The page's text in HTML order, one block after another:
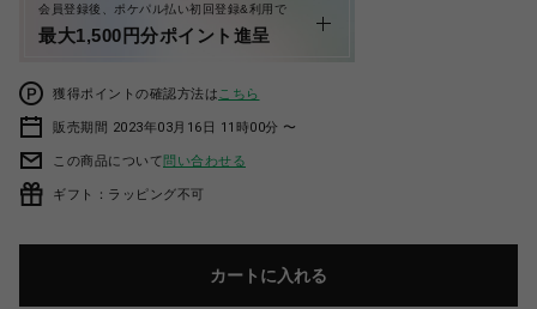
会員登録後、ポケパル払い初回登録&利用で
最大1,500円分ポイント進呈
獲得ポイントの確認方法は こちら
販売期間 2023年03月16日 11時00分 〜
この商品について問い合わせる
ギフト：ラッピング不可
カートに入れる